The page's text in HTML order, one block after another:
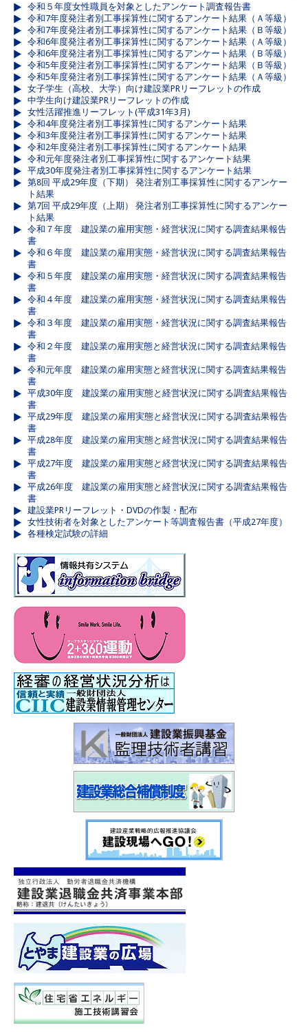
令和５年度女性職員を対象としたアンケート調査報告書
令和7年度発注者別工事採算性に関するアンケート結果（Ａ等級）
令和7年度発注者別工事採算性に関するアンケート結果（Ｂ等級）
令和6年度発注者別工事採算性に関するアンケート結果（Ａ等級）
令和6年度発注者別工事採算性に関するアンケート結果（Ｂ等級）
令和5年度発注者別工事採算性に関するアンケート結果（Ｂ等級）
令和5年度発注者別工事採算性に関するアンケート結果（Ａ等級）
女子学生（高校、大学）向け建設業PRリーフレットの作成
中学生向け建設業PRリーフレットの作成
女性活躍推進リーフレット(平成31年3月)
令和4年度発注者別工事採算性に関するアンケート結果
令和3年度発注者別工事採算性に関するアンケート結果
令和2年度発注者別工事採算性に関するアンケート結果
令和元年度発注者別工事採算性に関するアンケート結果
平成30年度発注者別工事採算性に関するアンケート結果
第8回 平成29年度（下期） 発注者別工事採算性に関するアンケー
ト結果
第7回 平成29年度（上期） 発注者別工事採算性に関するアンケー
ト結果
令和７年度 建設業の雇用実態・経営状況に関する調査結果報告
書
令和６年度 建設業の雇用実態・経営状況に関する調査結果報告
書
令和５年度 建設業の雇用実態・経営状況に関する調査結果報告
書
令和４年度 建設業の雇用実態・経営状況に関する調査結果報告
書
令和３年度 建設業の雇用実態・経営状況に関する調査結果報告
書
令和２年度 建設業の雇用実態と経営状況に関する調査結果報告
書
令和元年度 建設業の雇用実態と経営状況に関する調査結果報告
書
平成30年度 建設業の雇用実態と経営状況に関する調査結果報告
書
平成29年度 建設業の雇用実態と経営状況に関する調査結果報告
書
平成28年度 建設業の雇用実態と経営状況に関する調査結果報告
書
平成27年度 建設業の雇用実態と経営状況に関する調査結果報告
書
平成26年度 建設業の雇用実態と経営状況に関する調査結果報告
書
建設業PRリーフレット・DVDの作製・配布
女性技術者を対象としたアンケート等調査報告書（平成27年度）
各種検定試験の詳細